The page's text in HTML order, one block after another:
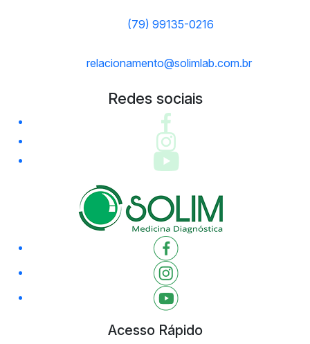
(79) 99135-0216
relacionamento@solimlab.com.br
Redes sociais
Acesso Rápido